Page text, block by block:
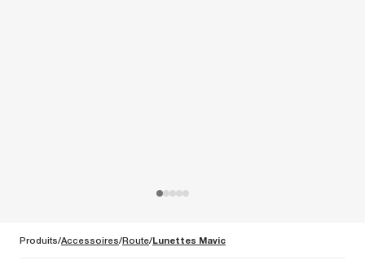
Produits Accessoires Route Lunettes Mavic